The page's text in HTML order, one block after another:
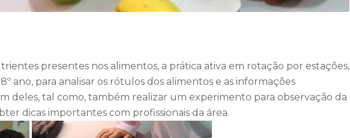
presentes nos alimentos, a prática ativa em rotação por estações,
ano, para analisar os rótulos dos alimentos e as informações
deles, tal como, também realizar um experimento para observação da
dicas importantes com profissionais da área.